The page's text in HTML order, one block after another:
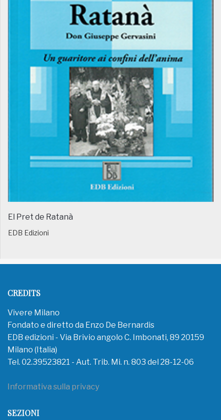
El Pret de Ratanà
EDB Edizioni
CREDITS
Vivere Milano
Fondato e diretto da Enzo De Bernardis
EDB edizioni - Via Brivio angolo C. Imbonati, 89 20159
Milano (Italia)
Tel. 02.39523821 - Aut. Trib. Mi. n. 803 del 28-12-06
Informativa sulla privacy
SEZIONI